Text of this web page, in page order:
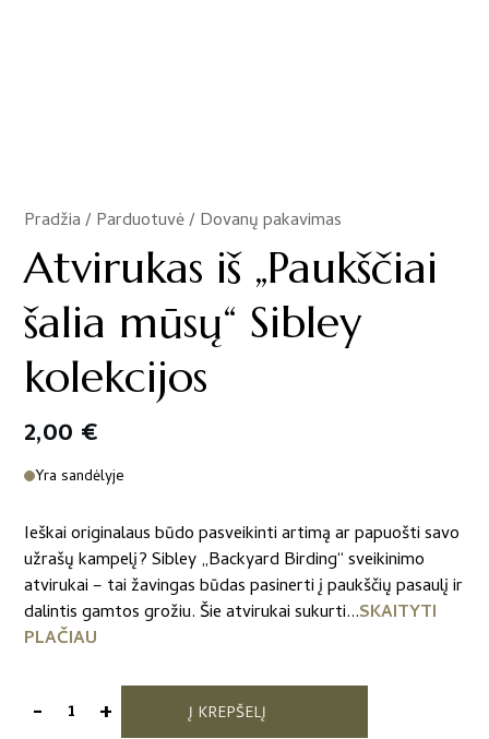
Pradžia/Parduotuvė/Dovanų pakavimas
/
Atvirukas iš „Paukščiai
šalia mūsų“ Sibley
kolekcijos
2,00 €
Yra sandėlyje
Ieškai originalaus būdo pasveikinti artimą ar papuošti savo
užrašų kampelį? Sibley „Backyard Birding“ sveikinimo
atvirukai – tai žavingas būdas pasinerti į paukščių pasaulį ir
dalintis gamtos grožiu. Šie atvirukai sukurti...SKAITYTI
PLAČIAU
-produkto + Į KREPŠELĮ